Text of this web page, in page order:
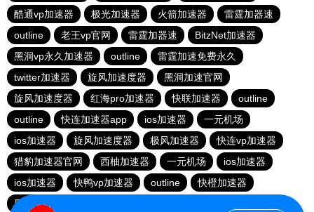
酷通vp加速器
极光加速器 火箭加速器
雷霆加器速
outline
老王vp官网 雷霆加器速
BitzNet加速器
黑洞vp永久加速器
outline
雷霆加速免费永久
twitter加速器
旋风加速度器
黑洞加速官网
旋风加速度器
红海pro加速器 快联加速器
outline
outline
快连加速器app ios加速器
一元机场
ios加速器
旋风加速度器 极风加速器
快连vp加速器
猎豹加速器官网
西柚加速器 一元机场
ios加速器
ios加速器
快鸭vp加速器 outline
快橙加速器
黑洞vqn加速